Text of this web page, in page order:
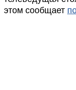
этом сообщает